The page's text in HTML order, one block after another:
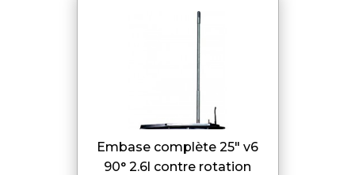
embase complète 25" v6
90° 2.6l contre rotation